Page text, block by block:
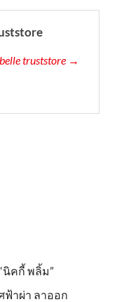
truststore →
นิคกี้ พลิ้ม”
ฟ้าผ่า ลาออก